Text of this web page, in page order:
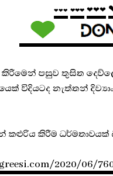
❤❤❤ ❤❤❤ ❤❤❤
කිරීමෙන් පසුව තුසිත
විදියටද නැත්තන්
කිරීම ධර්මතාවයක්
2020/06/